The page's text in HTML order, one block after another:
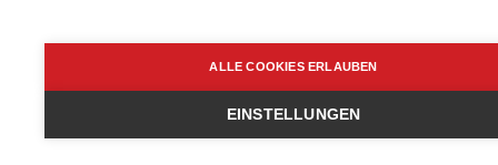
support@smartkuendigen.de
ALLE COOKIES ERLAUBEN
EINSTELLUNGEN